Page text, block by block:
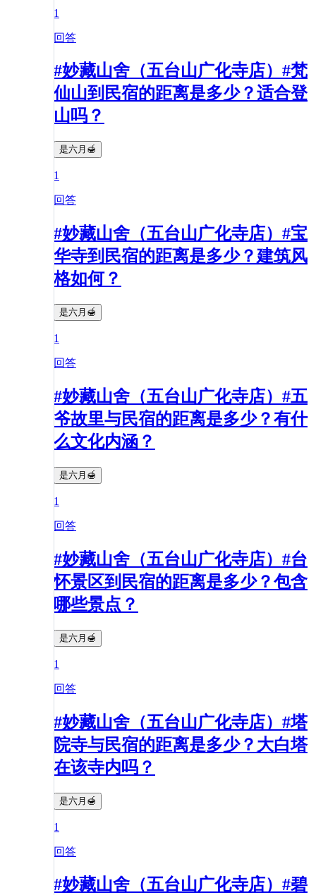
1
回答
#妙藏山舍（五台山广化寺店）#梵
仙山到民宿的距离是多少？适合登
山吗？
是六月🍯
1
回答
#妙藏山舍（五台山广化寺店）#宝
华寺到民宿的距离是多少？建筑风
格如何？
是六月🍯
1
回答
#妙藏山舍（五台山广化寺店）#五
爷故里与民宿的距离是多少？有什
么文化内涵？
是六月🍯
1
回答
#妙藏山舍（五台山广化寺店）#台
怀景区到民宿的距离是多少？包含
哪些景点？
是六月🍯
1
回答
#妙藏山舍（五台山广化寺店）#塔
院寺与民宿的距离是多少？大白塔
在该寺内吗？
是六月🍯
1
回答
#妙藏山舍（五台山广化寺店）#碧